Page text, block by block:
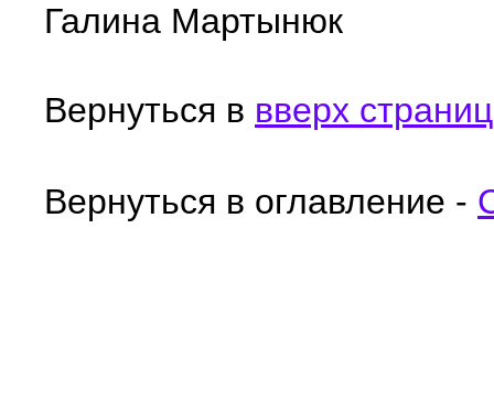
Галина Мартынюк
Вернуться в вверх
Вернуться в оглавление -